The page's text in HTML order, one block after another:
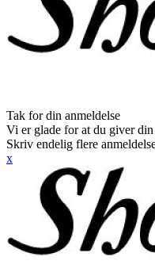
Tak for din anmeldelse
Vi er glade for at du giver
Skriv endelig flere
x